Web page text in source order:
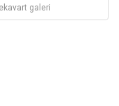
galeri